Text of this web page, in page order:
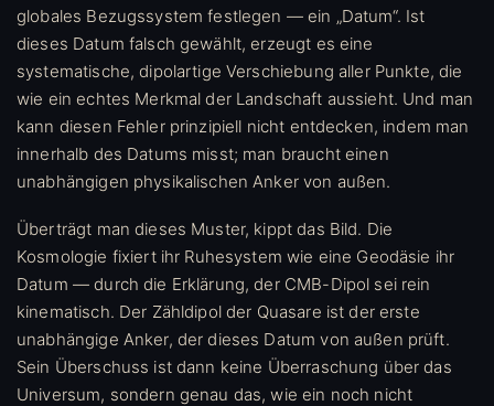
globales Bezugssystem festlegen — ein „Datum“. Ist
dieses Datum falsch gewählt, erzeugt es eine
systematische, dipolartige Verschiebung aller Punkte, die
wie ein echtes Merkmal der Landschaft aussieht. Und man
kann diesen Fehler prinzipiell nicht entdecken, indem man
innerhalb des Datums misst; man braucht einen
unabhängigen physikalischen Anker von außen.
Überträgt man dieses Muster, kippt das Bild. Die
Kosmologie fixiert ihr Ruhesystem wie eine Geodäsie ihr
Datum — durch die Erklärung, der CMB-Dipol sei rein
kinematisch. Der Zähldipol der Quasare ist der erste
unabhängige Anker, der dieses Datum von außen prüft.
Sein Überschuss ist dann keine Überraschung über das
Universum, sondern genau das, wie ein noch nicht